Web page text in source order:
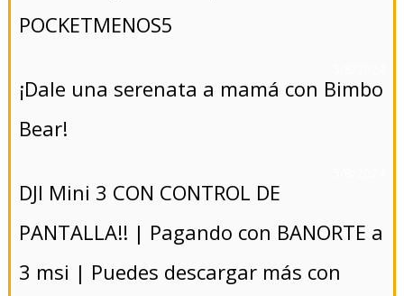
POCKETMENOS5
¡Dale una serenata a mamá con Bimbo
Bear!
DJI Mini 3 CON CONTROL DE
PANTALLA!! | Pagando con BANORTE a
3 msi | Puedes descargar más con